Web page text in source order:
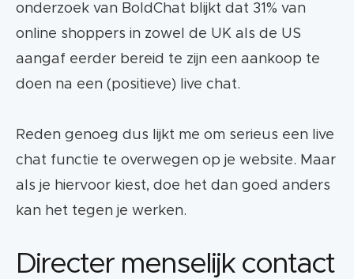
onderzoek van BoldChat blijkt dat 31% van
online shoppers in zowel de UK als de US
aangaf eerder bereid te zijn een aankoop te
doen na een (positieve) live chat.
Reden genoeg dus lijkt me om serieus een live
chat functie te overwegen op je website. Maar
als je hiervoor kiest, doe het dan goed anders
kan het tegen je werken.
Directer menselijk contact